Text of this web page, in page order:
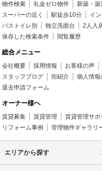
物件検索 礼金ゼロ物件 新築・築
スーパーの近く
駅徒歩10分 イ
バストイレ別
独立洗面台 2人入
保存した検索条件
閲覧履歴
総合メニュー
会社概要 採用情報 お客様の声
スタッフブログ
街紹介 個人情報
退去申請フォーム
オーナー様へ
賃貸募集 賃貸管理 賃貸管理サポ
リフォーム事例
管理物件ギャラリ
エリアから探す